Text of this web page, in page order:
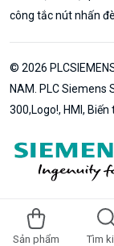
Sản phẩm Tìm
công tắc nút nhấn
© 2026
NAM. PLC Siemens
300,Logo!, HMI, Biến